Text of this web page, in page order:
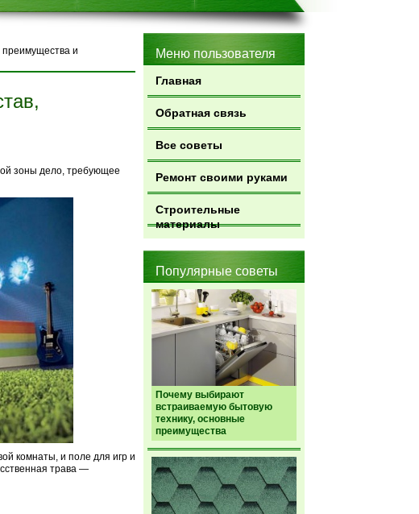
Меню пользователя
Главная
Обратная связь
Все советы
Ремонт своими руками
Строительные
материалы
Популярные советы
Почему выбирают
встраиваемую бытовую
технику, основные
преимущества
преимущества и
зоны дело, требующее
комнаты, и поле для игр и
трава —